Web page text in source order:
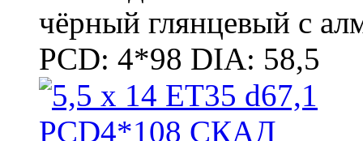
чёрный глянцевый с
PCD: 4*98 DIA: 58,5